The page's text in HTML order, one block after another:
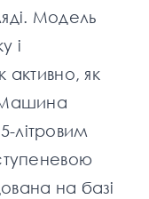
Модель
і
активно, як
Машина
літровим
на базі